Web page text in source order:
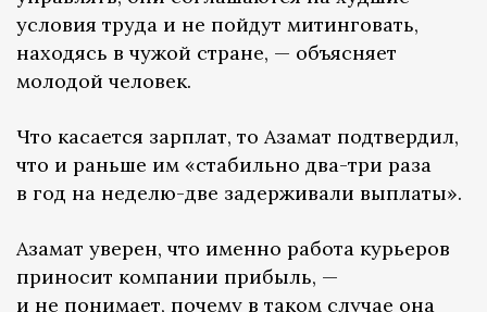
условия труда и не пойдут митинговать,
находясь в чужой стране, — объясняет
молодой человек.
Что касается зарплат, то Азамат подтвердил,
что и раньше им «стабильно два-три раза
в год на неделю-две задерживали выплаты».
Азамат уверен, что именно работа курьеров
приносит компании прибыль, —
и не понимает, почему в таком случае она